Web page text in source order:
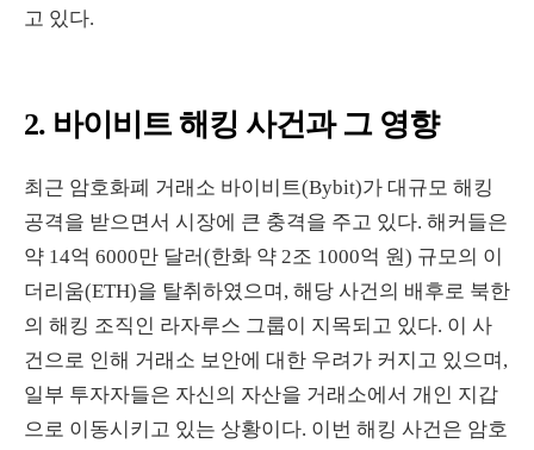
고 있다.
2. 바이비트 해킹 사건과 그 영향
최근 암호화폐 거래소 바이비트(Bybit)가 대규모 해킹
공격을 받으면서 시장에 큰 충격을 주고 있다. 해커들은
약 14억 6000만 달러(한화 약 2조 1000억 원) 규모의 이
더리움(ETH)을 탈취하였으며, 해당 사건의 배후로 북한
의 해킹 조직인 라자루스 그룹이 지목되고 있다. 이 사
건으로 인해 거래소 보안에 대한 우려가 커지고 있으며,
일부 투자자들은 자신의 자산을 거래소에서 개인 지갑
으로 이동시키고 있는 상황이다. 이번 해킹 사건은 암호